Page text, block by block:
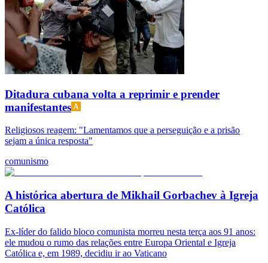
Ditadura cubana volta a reprimir e prender
manifestantes
Religiosos reagem: "Lamentamos que a perseguição e a prisão
sejam a única resposta"
comunismo
A histórica abertura de Mikhail Gorbachev à Igreja
Católica
Ex-líder do falido bloco comunista morreu nesta terça aos 91 anos:
ele mudou o rumo das relações entre Europa Oriental e Igreja
Católica e, em 1989, decidiu ir ao Vaticano